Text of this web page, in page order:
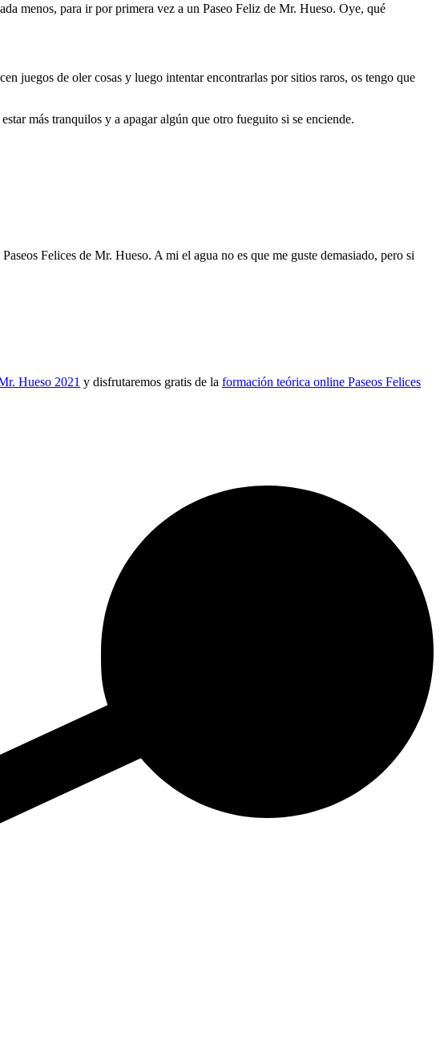
menos, para ir por primera vez a un Paseo Feliz de Mr. Hueso. Oye, qué
juegos de oler cosas y luego intentar encontrarlas por sitios raros, os tengo que
más tranquilos y a apagar algún que otro fueguito si se enciende.
Felices de Mr. Hueso. A mi el agua no es que me guste demasiado, pero si
Hueso 2021 y disfrutaremos gratis de la formación teórica online Paseos Felices